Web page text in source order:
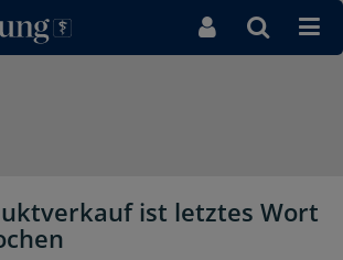
ist letztes Wort